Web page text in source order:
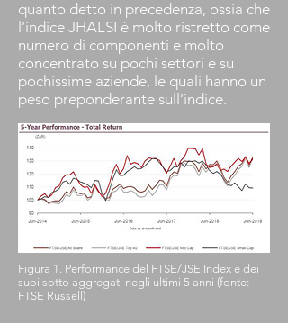
quanto detto in precedenza, ossia che
l’indice JHALSI è molto ristretto come
numero di componenti e molto
concentrato su pochi settori e su
pochissime aziende, le quali hanno un
peso preponderante sull’indice.
Figura 1. Performance del FTSE/JSE Index e dei
suoi sotto aggregati negli ultimi 5 anni (fonte:
FTSE Russell)